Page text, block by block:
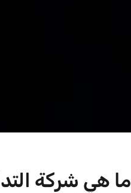
ما هي شركة